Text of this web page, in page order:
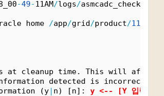
-49-11AM/logs/asmcadc_check2018
home /app/grid/product/11.
at cleanup time. This will
detected is incorrect,
(y| n) [n]: y <-- [Y 입력]